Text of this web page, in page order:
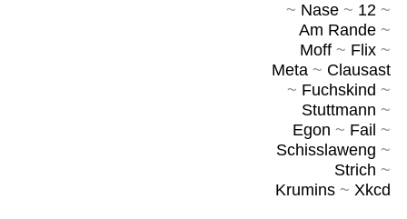
~ Nase~ 12~
Am Rande~
Moff~ Flix~
Meta~ Clausast
~ Fuchskind ~
Stuttmann ~
Egon ~ Fail ~
Schisslaweng ~
Strich ~
Krumins~ Xkcd